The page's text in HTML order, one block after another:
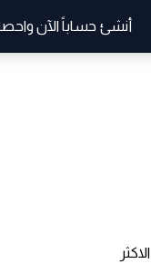
الاكثر
أنشئ حساباً الآن